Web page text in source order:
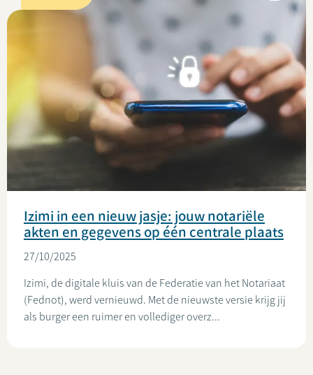
Izimi in een nieuw jasje: jouw notariële
akten en gegevens op één centrale plaats
27/10/2025
Izimi, de digitale kluis van de Federatie van het Notariaat
(Fednot), werd vernieuwd. Met de nieuwste versie krijg jij
als burger een ruimer en vollediger overz...